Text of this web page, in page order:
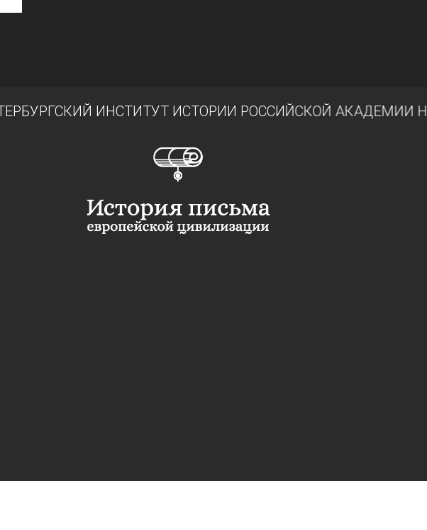
ИНСТИТУТ ИСТОРИИ РОССИЙСКОЙ АКАДЕМИИ НАУК